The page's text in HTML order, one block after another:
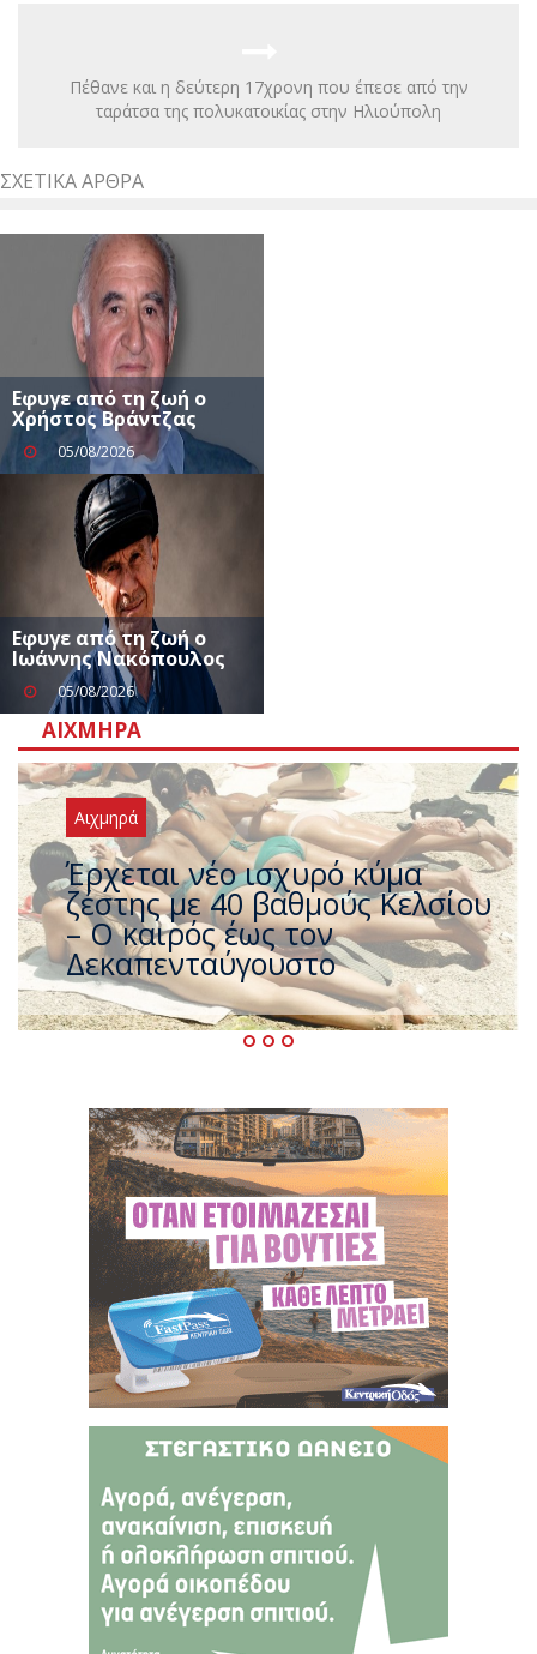
Πέθανε και η δεύτερη 17χρονη που έπεσε από την
ταράτσα της πολυκατοικίας στην Ηλιούπολη
ΣΧΕΤΙΚΆ ΆΡΘΡΑ
Εφυγε από τη ζωή ο
Χρήστος Βράντζας
05/08/2026
Εφυγε από τη ζωή ο
Ιωάννης Νακόπουλος
05/08/2026
ΑΙΧΜΗΡΆ
Αιχμηρά
Άφαντος ο Τσίπρας… την ώρα
που η χώρα καίγεται